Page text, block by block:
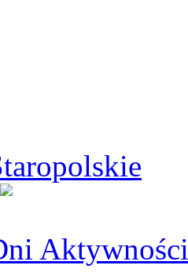
Aktywności